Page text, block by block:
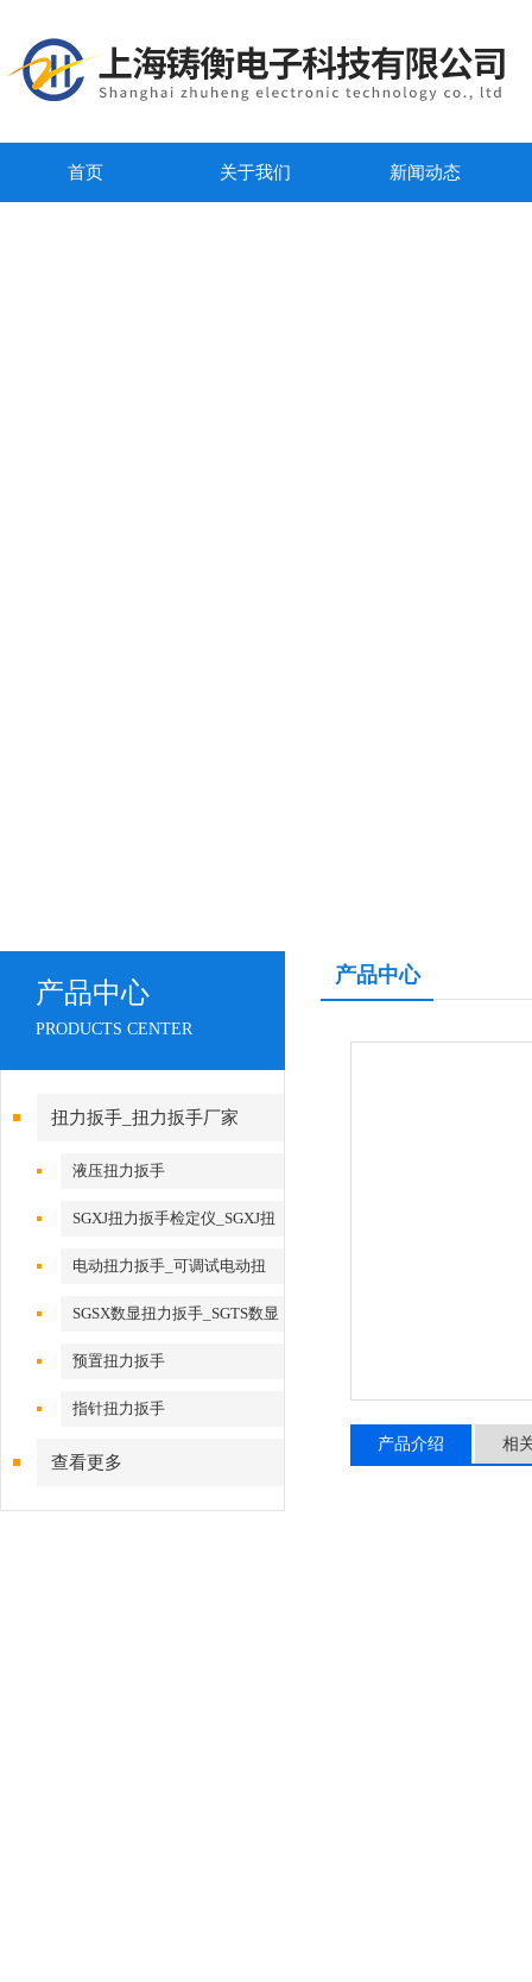
首页 关于我们 新闻动态
产品中心
PRODUCTS CENTER
扭力扳手_扭力扳手厂家
液压扭力扳手
SGXJ扭力扳手检定仪_SGXJ扭
矩扳手检定仪
电动扭力扳手_可调试电动扭
SGSX数显扭力扳手_SGTS数显
扭力扳手
预置扭力扳手
指针扭力扳手
查看更多
产品中心
产品介绍 相